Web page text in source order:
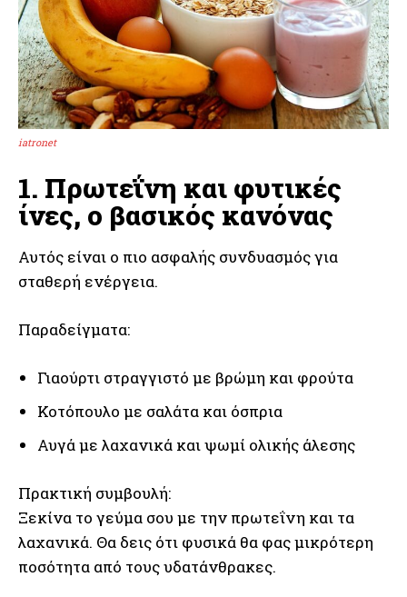
iatronet
1. Πρωτεΐνη και φυτικές
ίνες, ο βασικός κανόνας
Αυτός είναι ο πιο ασφαλής συνδυασμός για
σταθερή ενέργεια.
Παραδείγματα:
Γιαούρτι στραγγιστό με βρώμη και φρούτα
Κοτόπουλο με σαλάτα και όσπρια
Αυγά με λαχανικά και ψωμί ολικής άλεσης
Πρακτική συμβουλή:
Ξεκίνα το γεύμα σου με την πρωτεΐνη και τα
λαχανικά. Θα δεις ότι φυσικά θα φας μικρότερη
ποσότητα από τους υδατάνθρακες.